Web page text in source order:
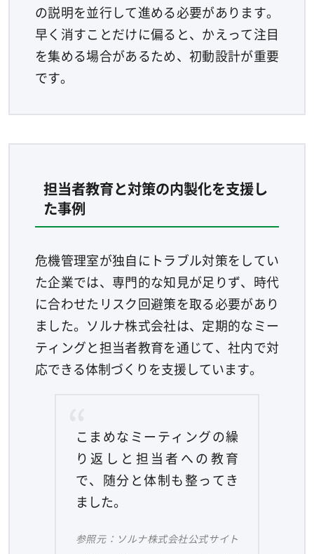
の説明を並行して進める必要があります。
早く消すことだけに偏ると、かえって注目
を集める場合があるため、初動設計が重要
です。
担当者教育と対策の内製化を支援し
た事例
危機管理室が独自にトラブル対策をしてい
た企業では、専門的な知見が足りず、時代
に合わせたリスク回避策を取る必要があり
ました。ソルナ株式会社は、定期的なミー
ティングと担当者教育を通じて、社内で対
応できる体制づくりを支援しています。
こまめなミーティングの繰
り返しと担当者への教育
で、随分と体制も整ってき
ました。
参照元：ソルナ株式会社公式サイト